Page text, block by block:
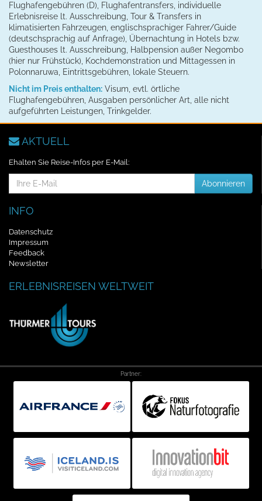
Flughafengebühren (D), Flughafentransfers, individuelle
Erlebnisreise lt. Ausschreibung, Tour & Transfers in
klimatisierten Fahrzeugen, englischsprachiger Fahrer/Guide
(deutschsprachig auf Anfrage), Übernachtung in Hotels bzw.
Guesthouses lt. Ausschreibung, Halbpension außer Negombo
(hier nur Frühstück), Kochdemonstration und Mittagessen in
Polonnaruwa, Eintrittsgebühren, lokale Steuern.
Nicht im Preis enthalten: Visum, evtl. örtliche
Flughafengebühren, Ausgaben persönlicher Art, alle nicht
aufgeführten Leistungen, Trinkgelder.
AKTUELL
Ehalten Sie Reise-Infos per E-Mail:
Mail-
Abonnieren
INFO
Datenschutz
Impressum
Feedback
Newsletter
ERLEBNISREISEN WELTWEIT
Partner: